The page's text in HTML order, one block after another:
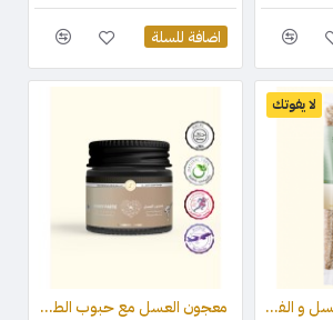
اضافة للسلة
لا يفوتك
لوح السمسم مع العسل و الفستق (قطعة واحدة) 75 جرام معجون العسل مع حبوب الطلع وغذاء ملكات النحل والعكبر 100 جرام